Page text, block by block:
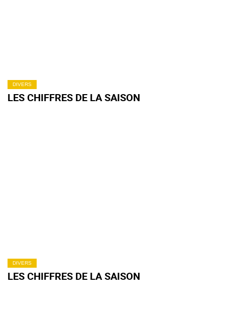
DIVERS
LES CHIFFRES DE LA SAISON
DIVERS
LES CHIFFRES DE LA SAISON